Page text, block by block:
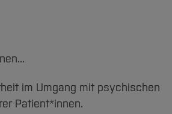
im Umgang mit psychischen
Patient*innen.